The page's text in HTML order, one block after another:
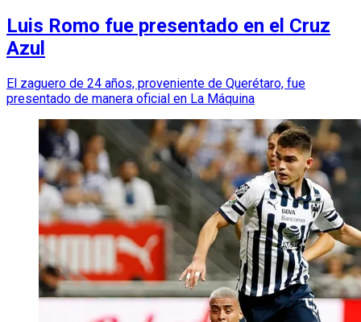
Luis Romo fue presentado en el Cruz
Azul
El zaguero de 24 años, proveniente de Querétaro, fue
presentado de manera oficial en La Máquina